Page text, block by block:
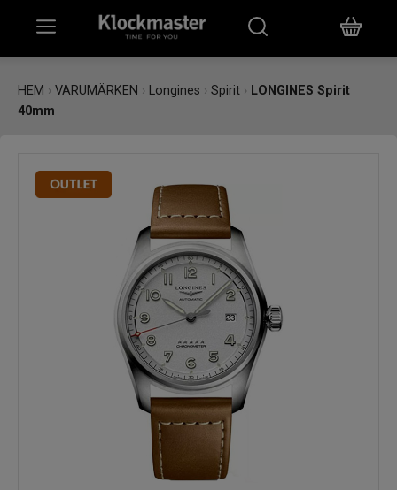
SMYCKEN
PRESENTKORT
HEM › VARUMÄRKEN › Longines › Spirit › LONGINES Spirit
40mm